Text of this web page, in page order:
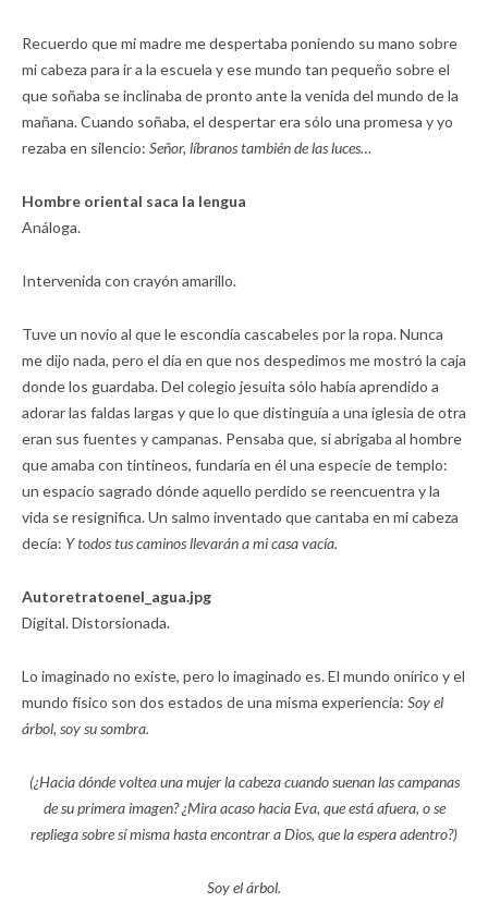
Recuerdo que mi madre me despertaba poniendo su mano sobre
mi cabeza para ir a la escuela y ese mundo tan pequeño sobre el
que soñaba se inclinaba de pronto ante la venida del mundo de la
mañana. Cuando soñaba, el despertar era sólo una promesa y yo
rezaba en silencio: Señor, líbranos también de las luces…
Hombre oriental saca la lengua
Análoga.
Intervenida con crayón amarillo.
Tuve un novio al que le escondía cascabeles por la ropa. Nunca
me dijo nada, pero el día en que nos despedimos me mostró la caja
donde los guardaba. Del colegio jesuita sólo había aprendido a
adorar las faldas largas y que lo que distinguía a una iglesia de otra
eran sus fuentes y campanas. Pensaba que, si abrigaba al hombre
que amaba con tintineos, fundaría en él una especie de templo:
un espacio sagrado dónde aquello perdido se reencuentra y la
vida se resignifica. Un salmo inventado que cantaba en mi cabeza
decía: Y todos tus caminos llevarán a mi casa vacía.
Autoretratoenel_agua.jpg
Digital. Distorsionada.
Lo imaginado no existe, pero lo imaginado es. El mundo onírico y el
mundo físico son dos estados de una misma experiencia: Soy el
árbol, soy su sombra.
(¿Hacia dónde voltea una mujer la cabeza cuando suenan las campanas
de su primera imagen? ¿Mira acaso hacia Eva, que está afuera, o se
repliega sobre sí misma hasta encontrar a Dios, que la espera adentro?)
Soy el árbol.